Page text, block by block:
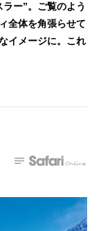
ー”。ご覧のよう
全体を角張らせて
イメージに。これ